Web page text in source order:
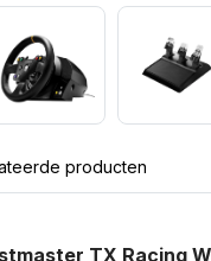
producten
TX Racing